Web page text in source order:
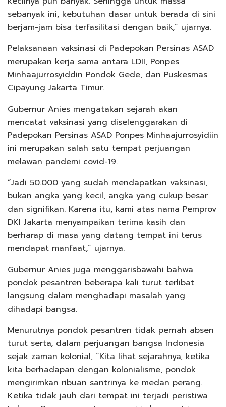
sebanyak ini, kebutuhan dasar untuk berada di sini
berjam-jam bisa terfasilitasi dengan baik,” ujarnya.
Pelaksanaan vaksinasi di Padepokan Persinas ASAD
merupakan kerja sama antara LDII, Ponpes
Minhaajurrosyiddin Pondok Gede, dan Puskesmas
Cipayung Jakarta Timur.
Gubernur Anies mengatakan sejarah akan
mencatat vaksinasi yang diselenggarakan di
Padepokan Persinas ASAD Ponpes Minhaajurrosyidiin
ini merupakan salah satu tempat perjuangan
melawan pandemi covid-19.
“Jadi 50.000 yang sudah mendapatkan vaksinasi,
bukan angka yang kecil, angka yang cukup besar
dan signifikan. Karena itu, kami atas nama Pemprov
DKI Jakarta menyampaikan terima kasih dan
berharap di masa yang datang tempat ini terus
mendapat manfaat,” ujarnya.
Gubernur Anies juga menggarisbawahi bahwa
pondok pesantren beberapa kali turut terlibat
langsung dalam menghadapi masalah yang
dihadapi bangsa.
Menurutnya pondok pesantren tidak pernah absen
turut serta, dalam perjuangan bangsa Indonesia
sejak zaman kolonial, “Kita lihat sejarahnya, ketika
kita berhadapan dengan kolonialisme, pondok
mengirimkan ribuan santrinya ke medan perang.
Ketika tidak jauh dari tempat ini terjadi peristiwa